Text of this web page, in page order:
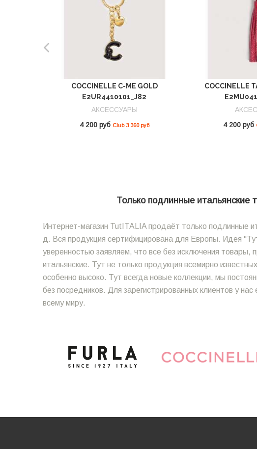
COCCINELLE C-ME GOLD
E2UR4410101_J82
АКСЕССУАРЫ
4 200 руб Club 3 360 руб
COCCINELLE
4 200 руб
Только подлинные итальянские
Интернет-магазин TutITALIA продаёт только подлинные
д. Вся продукция сертифицирована для Европы. Идея
уверенностью заявляем, что все без исключения
итальянские. Тут не только продукция всемирно
особенно высоко. Тут всегда новые коллекции, мы
без посредников. Для зарегистрированных клиентов у
всему миру.